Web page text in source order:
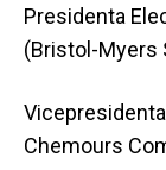
Presidenta
(Bristol-Myers
Chemours